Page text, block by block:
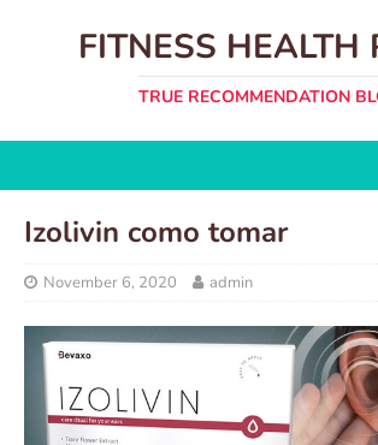
FITNESS HEALTH
TRUE RECOMMENDATION
Izolivin como tomar
November 6, 2020 admin